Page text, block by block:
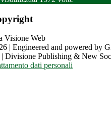
| Engineered and powered by
| Divisione Publishing & New
dati personali